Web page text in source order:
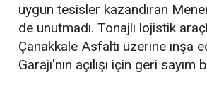
uygun tesisler kazandıran
de unutmadı. Tonajlı lojistik
Çanakkale Asfaltı üzerine inşa
Garajı'nın açılışı için geri sayım